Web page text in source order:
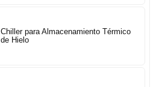
Chiller para Almacenamiento Térmico
de Hielo